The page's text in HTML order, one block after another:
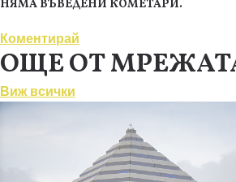
НЯМА ВЪВЕДЕНИ КОМЕТАРИ.
Коментирай
ОЩЕ ОТ
Виж всички